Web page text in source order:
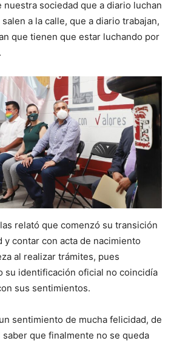
sociedad que a diario luchan
a la calle, que a diario trabajan,
que tienen que estar luchando por
relató que comenzó su transición
y contar con acta de nacimiento
al realizar trámites, pues
su identificación oficial no coincidía
sus sentimientos.
sentimiento de mucha felicidad, de
que finalmente no se queda